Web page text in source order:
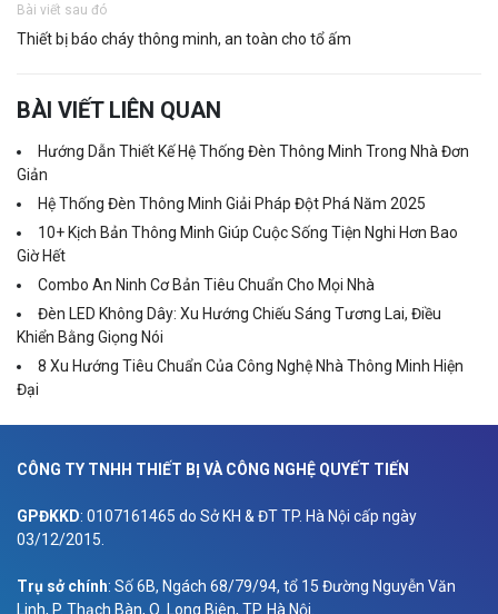
Bài viết sau đó
Thiết bị báo cháy thông minh, an toàn cho tổ ấm
BÀI VIẾT LIÊN QUAN
Hướng Dẫn Thiết Kế Hệ Thống Đèn Thông Minh Trong Nhà Đơn
Giản
Hệ Thống Đèn Thông Minh Giải Pháp Đột Phá Năm 2025
10+ Kịch Bản Thông Minh Giúp Cuộc Sống Tiện Nghi Hơn Bao
Giờ Hết
Combo An Ninh Cơ Bản Tiêu Chuẩn Cho Mọi Nhà
Đèn LED Không Dây: Xu Hướng Chiếu Sáng Tương Lai, Điều
Khiển Bằng Giọng Nói
8 Xu Hướng Tiêu Chuẩn Của Công Nghệ Nhà Thông Minh Hiện
Đại
CÔNG TY TNHH THIẾT BỊ VÀ CÔNG NGHỆ QUYẾT TIẾN
GPĐKKD: 0107161465 do Sở KH & ĐT TP. Hà Nội cấp ngày
03/12/2015.
Trụ sở chính: Số 6B, Ngách 68/79/94, tổ 15 Đường Nguyễn Văn
Linh, P. Thạch Bàn, Q. Long Biên, TP. Hà Nội.